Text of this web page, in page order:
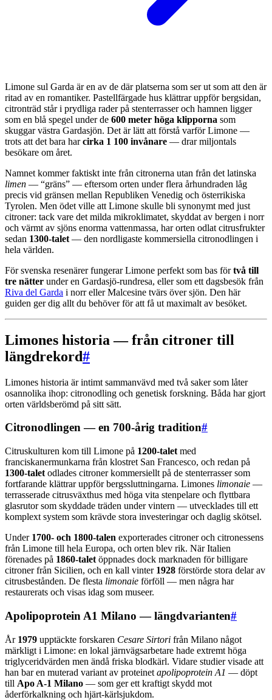
Limone sul Garda är en av de där platserna som ser ut som att den är
ritad av en romantiker. Pastellfärgade hus klättrar uppför bergsidan,
citronträd står i prydliga rader på stenterrasser och hamnen ligger
som en blå spegel under de 600 meter höga klipporna som
skuggar västra Gardasjön. Det är lätt att förstå varför Limone —
trots att det bara harcirka 1 100 invånare — drar miljontals
besökare om året.
Namnet kommer faktiskt inte från citronerna utan från det latinska
limen — “gräns” — eftersom orten under flera århundraden låg
precis vid gränsen mellan Republiken Venedig och österrikiska
Tyrolen. Men ödet ville att Limone skulle bli synonymt med just
citroner: tack vare det milda mikroklimatet, skyddat av bergen i norr
och värmt av sjöns enorma vattenmassa, har orten odlat citrusfrukter
sedan 1300-talet — den nordligaste kommersiella citronodlingen i
hela världen.
För svenska resenärer fungerar Limone perfekt som bas förtvå till
tre nätter under en Gardasjö-rundresa, eller som ett dagsbesök från
Riva del Garda i norr eller Malcesine tvärs över sjön. Den här
guiden ger dig allt du behöver för att få ut maximalt av besöket.
Limones historia — från citroner till
längdrekord#
Limones historia är intimt sammanvävd med två saker som låter
osannolika ihop: citronodling och genetisk forskning. Båda har gjort
orten världsberömd på sitt sätt.
Citronodlingen — en 700-årig tradition#
Citruskulturen kom till Limone på 1200-talet med
franciskanermunkarna från klostret San Francesco, och redan på
1300-talet odlades citroner kommersiellt på de stenterrasser som
fortfarande klättrar uppför bergssluttningarna. Limones limonaie —
terrasserade citrusväxthus med höga vita stenpelare och flyttbara
glasrutor som skyddade träden under vintern — utvecklades till ett
komplext system som krävde stora investeringar och daglig skötsel.
Under 1700- och 1800-talen exporterades citroner och citronessens
från Limone till hela Europa, och orten blev rik. När Italien
förenades på 1860-talet öppnades dock marknaden för billigare
citroner från Sicilien, och en kall vinter 1928 förstörde stora delar av
citrusbestånden. De flesta limonaie förföll — men några har
restaurerats och visas idag som museer.
Apolipoprotein A1 Milano — längdvarianten#
År 1979 upptäckte forskaren Cesare Sirtori från Milano något
märkligt i Limone: en lokal järnvägsarbetare hade extremt höga
triglyceridvärden men ändå friska blodkärl. Vidare studier visade att
han bar en muterad variant av proteinet apolipoprotein A1 — döpt
till Apo A-1 Milano — som ger ett kraftigt skydd mot
åderförkalkning och hjärt-kärlsjukdom.